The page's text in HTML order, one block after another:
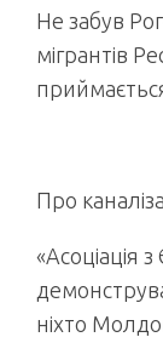
Не забув
мігрантів
Про
«Асоціація
ніхто